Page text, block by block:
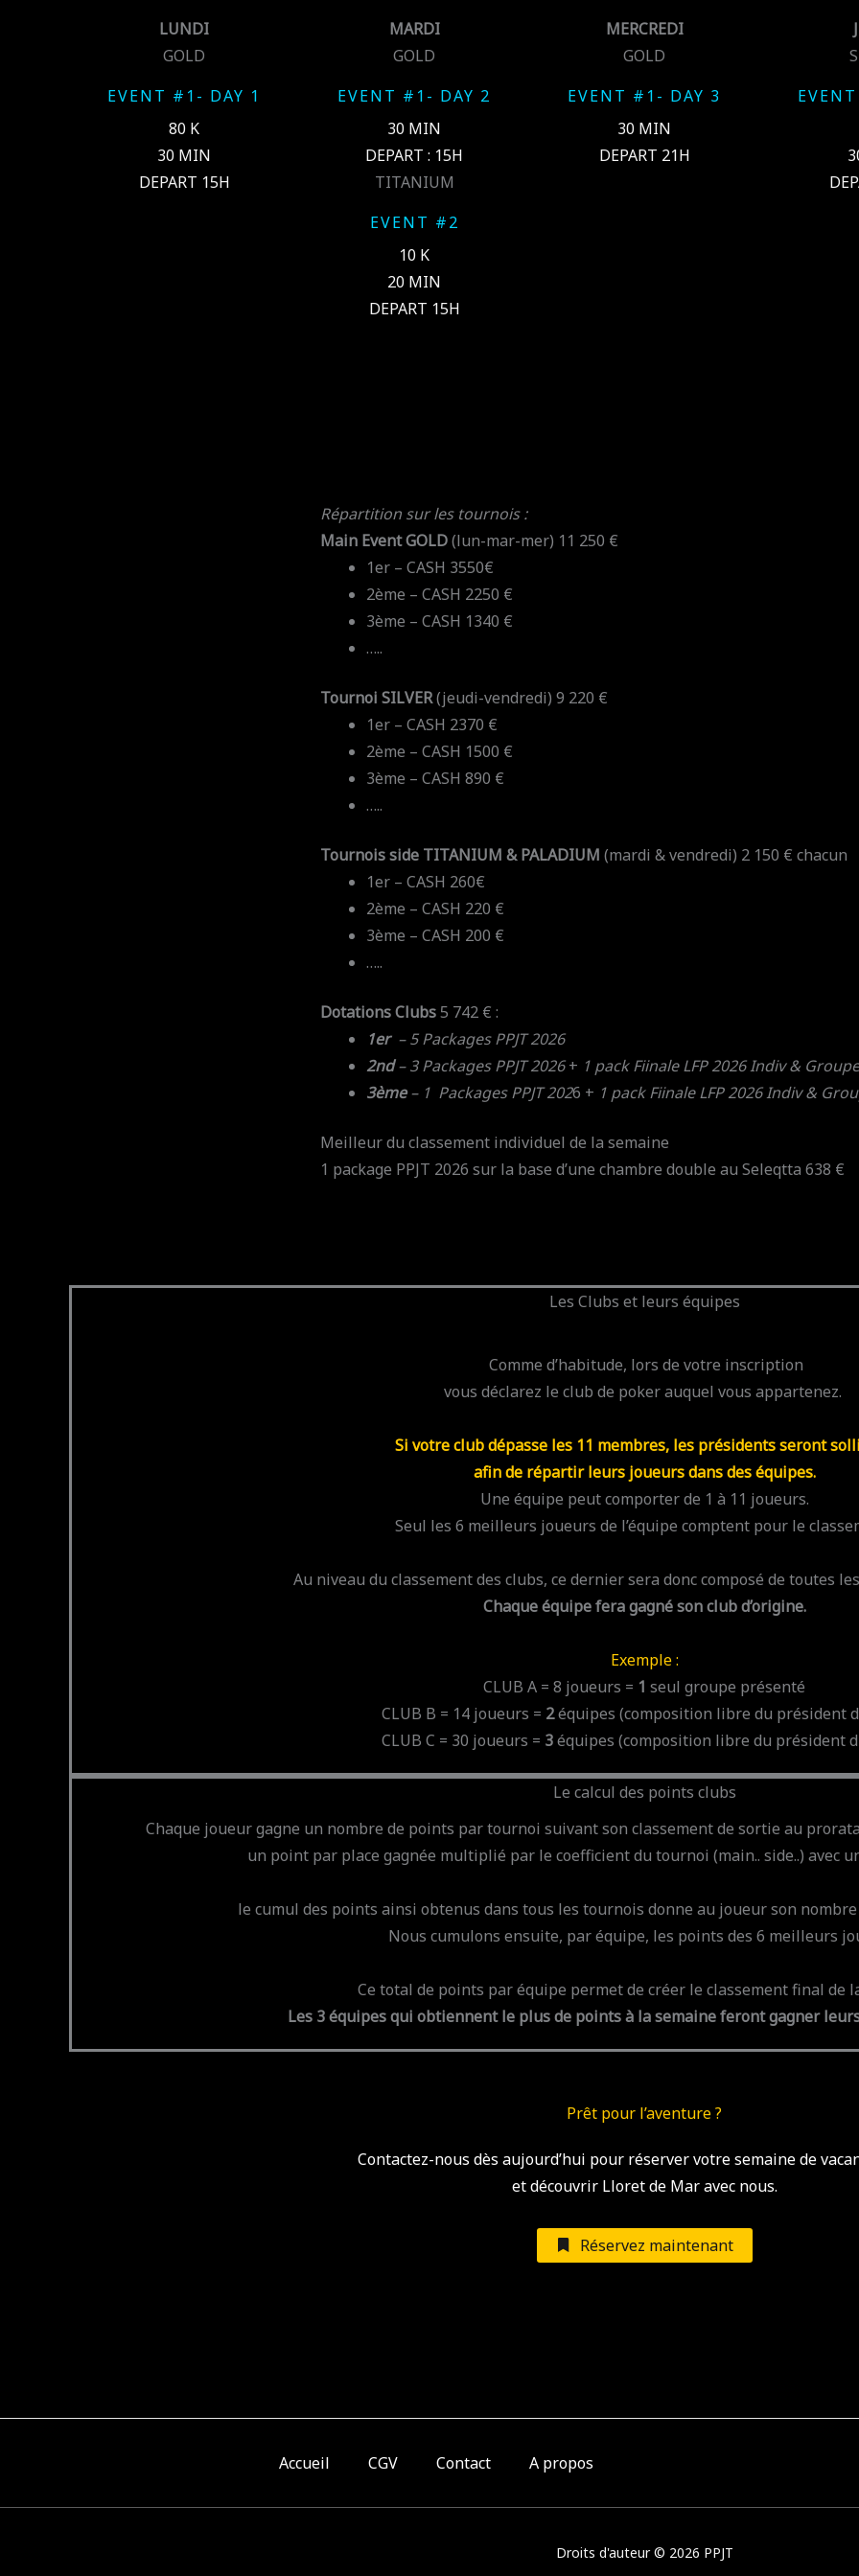
LUNDI
GOLD
EVENT #1- DAY 1
80 K
30 MIN
DEPART 15H
MARDI
GOLD
EVENT #1- DAY 2
30 MIN
DEPART : 15H
TITANIUM
EVENT #2
10 K
20 MIN
DEPART 15H
MERCREDI
GOLD
EVENT #1- DAY 3
30 MIN
DEPART 21H
Répartition sur les tournois :
Main Event GOLD(lun-mar-mer) 11 250 €
1er – CASH 3550€
2ème – CASH 2250 €
3ème – CASH 1340 €
…..
Tournoi SILVER(jeudi-vendredi) 9 220 €
1er – CASH 2370 €
2ème – CASH 1500 €
3ème – CASH 890 €
…..
Tournois side TITANIUM & PALADIUM (mardi & vendredi) 2 150 € chacun
1er – CASH 260€
2ème – CASH 220 €
3ème – CASH 200 €
…..
Dotations Clubs5 742 € :
1er– 5 Packages PPJT 2026
2nd– 3 Packages PPJT 2026+ 1 pack Fiinale LFP 2026 Indiv &
3ème– 1 Packages PPJT 2026 + 1 pack Fiinale LFP 2026 Indiv &
Meilleur du classement individuel de la semaine
1 package PPJT 2026 sur la base d’une chambre double au Seleqtta 638 €
Les Clubs et leurs équipes
Comme d’habitude, lors de votre inscription
vous déclarez le club de poker auquel vous appartenez.
Si votre club dépasse les 11 membres, les présidents seront
afin de répartir leurs joueurs dans des équipes.
Une équipe peut comporter de 1 à 11 joueurs.
Seul les 6 meilleurs joueurs de l’équipe comptent pour le
Au niveau du classement des clubs, ce dernier sera donc composé de toutes
Chaque équipe fera gagné son club d’origine.
Exemple :
CLUB A = 8 joueurs = 1 seul groupe présenté
CLUB B = 14 joueurs = 2équipes (composition libre du président
CLUB C = 30 joueurs = 3équipes (composition libre du président
Le calcul des points clubs
Chaque joueur gagne un nombre de points par tournoi suivant son classement de sortie au
un point par place gagnée multiplié par le coefficient du tournoi (main.. side..) avec
le cumul des points ainsi obtenus dans tous les tournois donne au joueur son
Nous cumulons ensuite, par équipe, les points des 6 meilleurs
Ce total de points par équipe permet de créer le classement final de
Les 3 équipes qui obtiennent le plus de points à la semaine feront gagner
Prêt pour l’aventure ?
Contactez-nous dès aujourd’hui pour réserver votre semaine de
et découvrir Lloret de Mar avec nous.
Réservez maintenant
Accueil CGV Contact A propos
Droits d'auteur © 2026 PPJT